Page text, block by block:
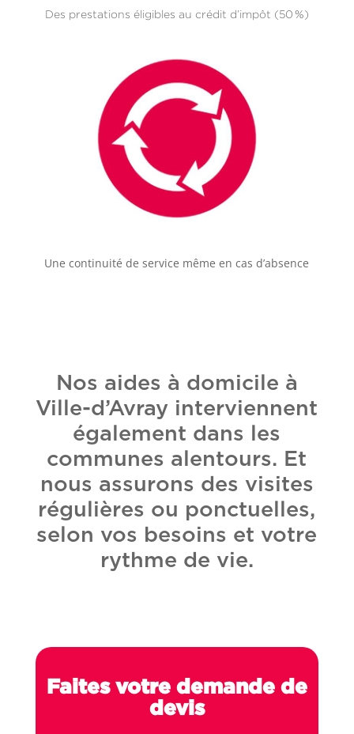
Des prestations éligibles au crédit d’impôt (50 %)
Une continuité de service même en cas d’absence
Nos aides à domicile à
Ville-d’Avray interviennent
également dans les
communes alentours. Et
nous assurons des visites
régulières ou ponctuelles,
selon vos besoins et votre
rythme de vie.
Faites votre demande de
devis